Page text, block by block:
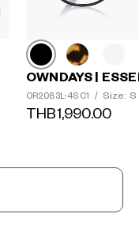
OWNDAYS |
OR2083L-4S C1 / Size: S
THB1,990.00